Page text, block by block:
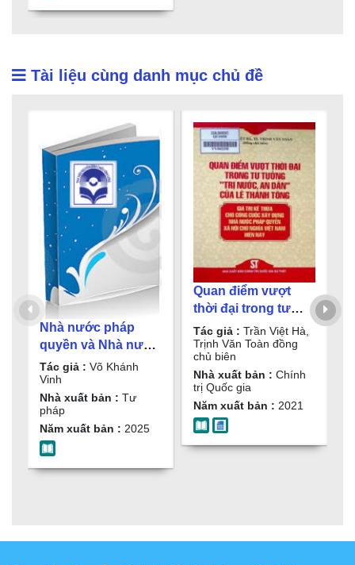
Tài liệu cùng danh mục chủ đề
Nhà nước pháp
quyền và Nhà nước
pháp quyền xã hội
chủ nghĩa Việt Nam
: Lý luận và thực
tiễn / Võ Khánh
Vinh
Tác giả : Võ Khánh
Vinh
Nhà xuất bản : Tư
pháp
Năm xuất bản : 2025
Quan điểm vượt
thời đại trong tư
tưởng "trị nước, an
dân" của Lê Thánh
Tông - Giá trị kế
thừa cho công cuộc
xây dựng nhà nước
pháp quyền xã hội
chủ nghĩa Việt Nam
hiện nay / Trần Việt
Tác giả : Trần Việt Hà,
Trịnh Văn Toàn đồng
chủ biên
Nhà xuất bản : Chính
trị Quốc gia
Năm xuất bản : 2021